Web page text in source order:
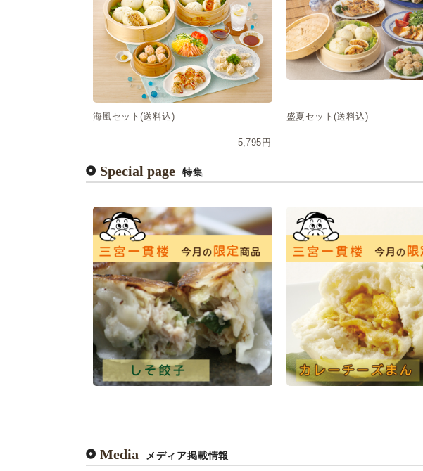
海風セット(送料込)
5,795円
盛夏セット(送料込)
Special page 特集
Media メディア掲載情報